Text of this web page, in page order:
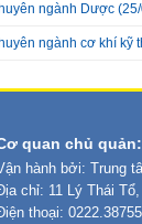
ngành Dược
ngành cơ khí kỹ
quan chủ
hành bởi: Trung
chỉ: 11 Lý Thái
thoại: